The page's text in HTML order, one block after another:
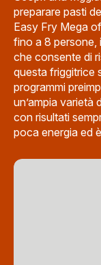
preparare pasti
Easy Fry Mega
fino a 8
che consente di
questa friggitrice
programmi
un’ampia varietà
con risultati
poca energia ed